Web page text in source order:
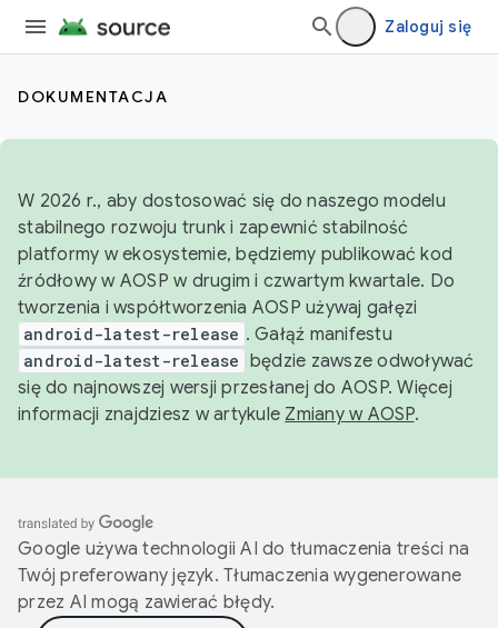
Zaloguj się
DOKUMENTACJA
W 2026 r., aby dostosować się do naszego modelu
stabilnego rozwoju trunk i zapewnić stabilność
platformy w ekosystemie, będziemy publikować kod
źródłowy w AOSP w drugim i czwartym kwartale. Do
tworzenia i współtworzenia AOSP używaj gałęzi
android-latest-release . Gałąź manifestu
android-latest-release będzie zawsze odwoływać
się do najnowszej wersji przesłanej do AOSP. Więcej
informacji znajdziesz w artykule Zmiany w AOSP.
Google używa technologii AI do tłumaczenia treści na
Twój preferowany język. Tłumaczenia wygenerowane
przez AI mogą zawierać błędy.